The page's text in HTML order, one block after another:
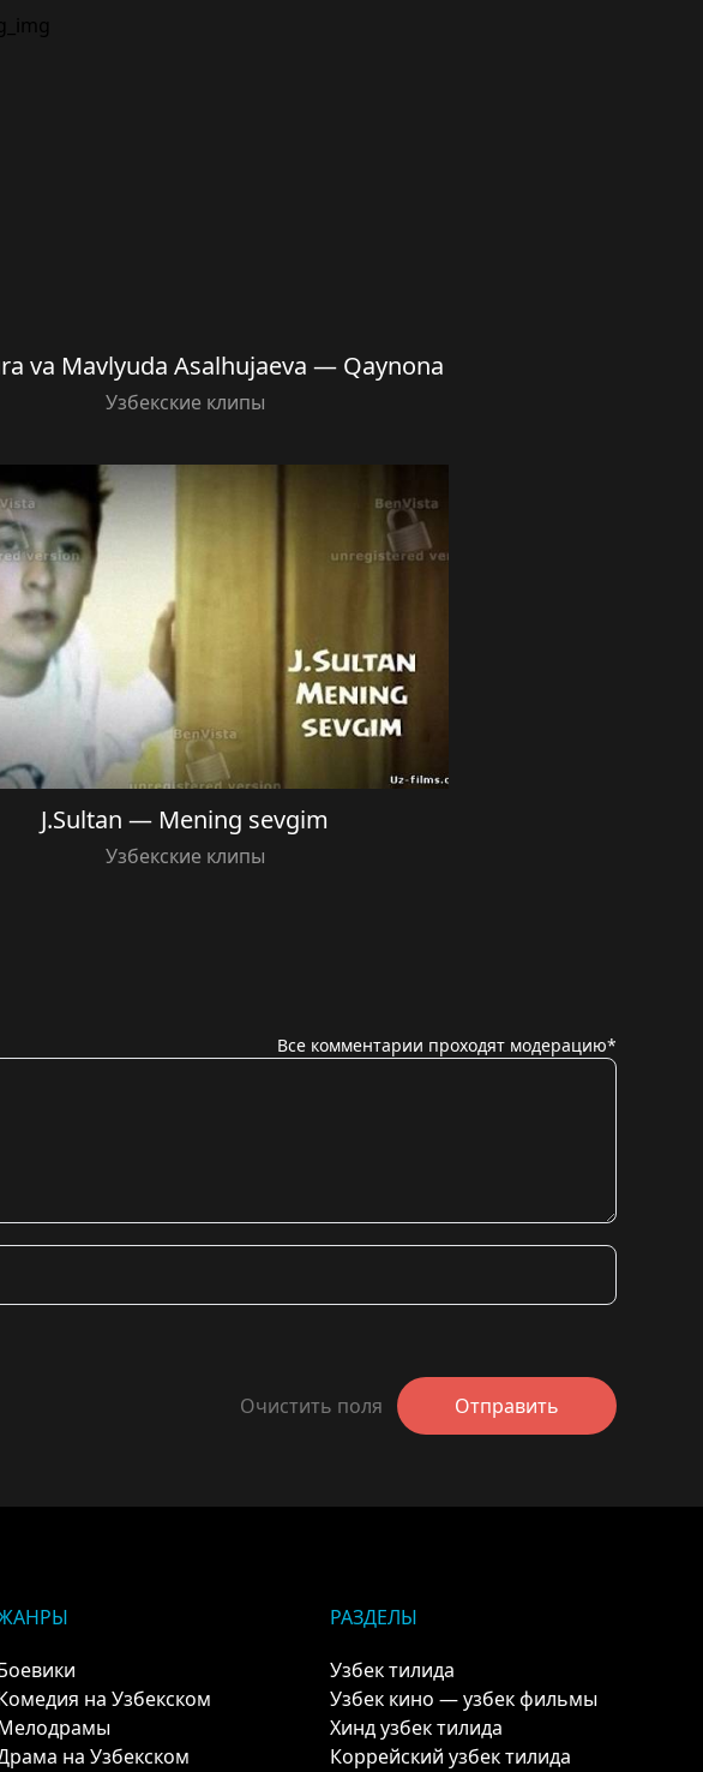
va Mavlyuda Asalhujaeva — Qaynona
Узбекские клипы
J.Sultan — Mening sevgim
Узбекские клипы
Все комментарии проходят модерацию*
Очистить поля Отправить
на Узбекском
на Узбекском
РАЗДЕЛЫ
Узбек тилида
Узбек кино — узбек фильмы
Хинд узбек тилида
Коррейский узбек тилида